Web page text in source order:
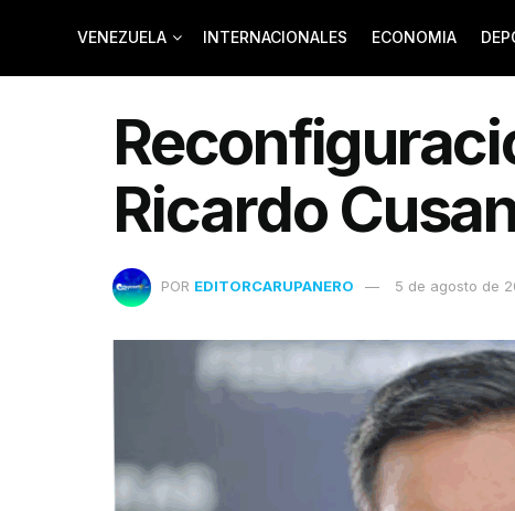
VENEZUELA INTERNACIONALES ECONOMIA
Ricardo
POR EDITORCARUPANERO 5 de agosto de